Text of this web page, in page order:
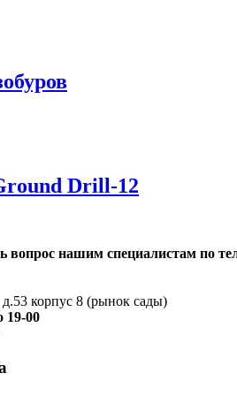
Drill-12
вопрос нашим специалистам по
д.53 корпус 8 (рынок сады)
19-00